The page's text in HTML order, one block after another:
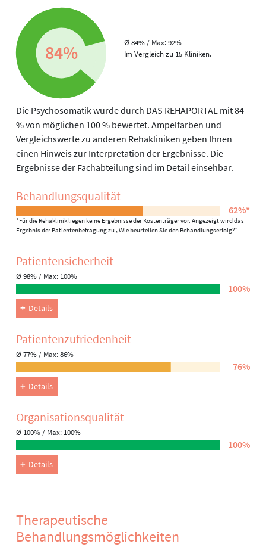
84%
Ø 84% / Max: 92%
Im Vergleich zu 15 Kliniken.
Die Psychosomatik wurde durch DAS REHAPORTAL mit 84
% von möglichen 100 % bewertet. Ampelfarben und
Vergleichswerte zu anderen Rehakliniken geben Ihnen
einen Hinweis zur Interpretation der Ergebnisse. Die
Ergebnisse der Fachabteilung sind im Detail einsehbar.
Behandlungs­qualität
62%*
*Für die Rehaklinik liegen keine Ergebnisse der Kostenträger vor. Angezeigt wird das
Ergebnis der Patientenbefragung zu „Wie beurteilen Sie den Behandlungserfolg?“
Patienten­sicherheit
Ø 98% / Max: 100%
100%
Details
Patienten­zufriedenheit
Ø 77% / Max: 86%
76%
Details
Organisations­qualität
Ø 100% / Max: 100%
100%
Details
Therapeutische
Behandlungsmöglichkeiten